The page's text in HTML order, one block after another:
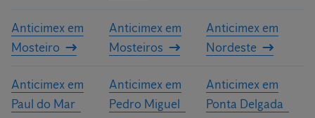
Anticimex em
Mosteiro
Anticimex em
Mosteiros
Anticimex em
Nordeste
Anticimex em
Paul do Mar
Anticimex em
Pedro Miguel
Anticimex em
Ponta Delgada